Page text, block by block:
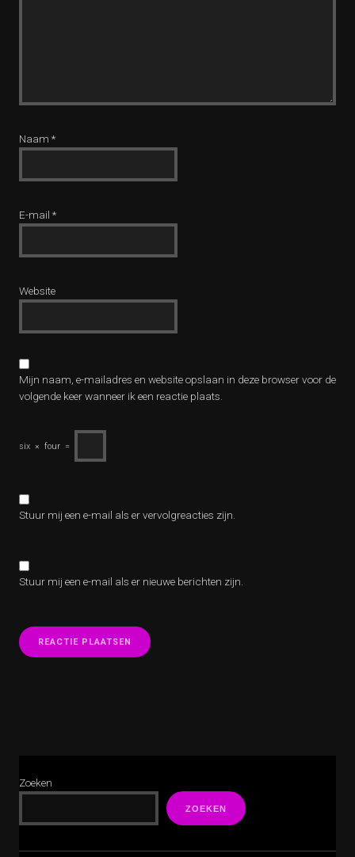
Naam *
E-mail *
Website
Mijn naam, e-mailadres en website opslaan in deze browser voor de
volgende keer wanneer ik een reactie plaats.
six × four =
Stuur mij een e-mail als er vervolgreacties zijn.
Stuur mij een e-mail als er nieuwe berichten zijn.
Zoeken
ZOEKEN